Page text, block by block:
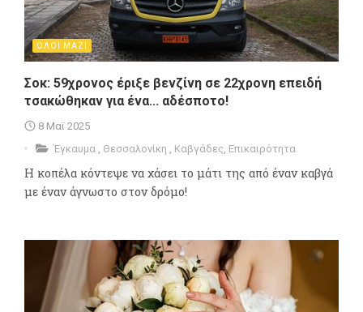
ΟΛΟΙ ΜΑΖΙ
Σοκ: 59χρονος έριξε βενζίνη σε 22χρονη επειδή
τσακώθηκαν για ένα... αδέσποτο!
8 Μαϊ 2025
Έγκαυμα , Θεσσαλονίκη , Καβγάδες, Επικαιρότητα
Η κοπέλα κόντεψε να χάσει το μάτι της από έναν καβγά
με έναν άγνωστο στον δρόμο!